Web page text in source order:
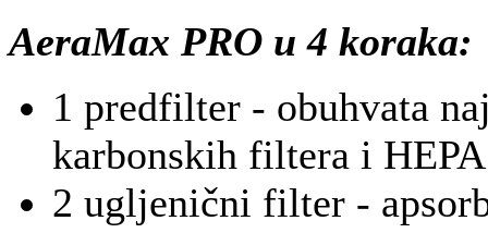
AeraMax PRO u 4 koraka:
1 predfilter - obuhvata
karbonskih filtera i
2 ugljenični filter -